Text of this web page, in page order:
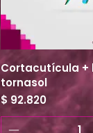
Vista
Cortacutícula +
tornasol
Precio
$ 92.820